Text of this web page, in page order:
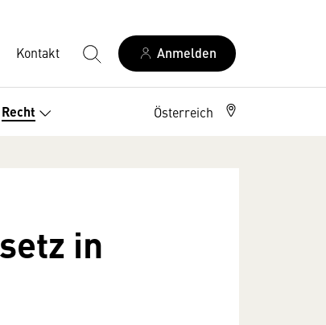
Kontakt Anmelden
Recht Österreich
in